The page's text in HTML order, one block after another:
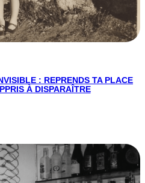
: REPRENDS TA PLACE
À DISPARAÎTRE